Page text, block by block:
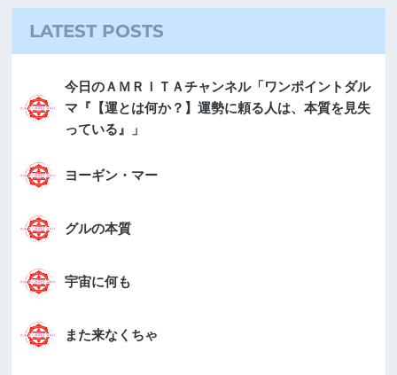
LATEST POSTS
今日のＡＭＲＩＴＡチャンネル「ワンポイントダル
マ『【運とは何か？】運勢に頼る人は、本質を見失
っている』」
ヨーギン・マー
グルの本質
宇宙に何も
また来なくちゃ